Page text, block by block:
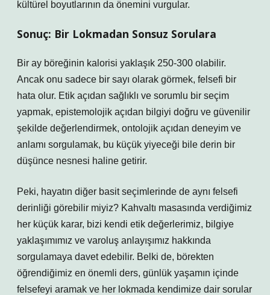
kültürel boyutlarının da önemini vurgular.
Sonuç: Bir Lokmadan Sonsuz Sorulara
Bir ay böreğinin kalorisi yaklaşık 250-300 olabilir.
Ancak onu sadece bir sayı olarak görmek, felsefi bir
hata olur. Etik açıdan sağlıklı ve sorumlu bir seçim
yapmak, epistemolojik açıdan bilgiyi doğru ve güvenilir
şekilde değerlendirmek, ontolojik açıdan deneyim ve
anlamı sorgulamak, bu küçük yiyeceği bile derin bir
düşünce nesnesi haline getirir.
Peki, hayatın diğer basit seçimlerinde de aynı felsefi
derinliği görebilir miyiz? Kahvaltı masasında verdiğimiz
her küçük karar, bizi kendi etik değerlerimiz, bilgiye
yaklaşımımız ve varoluş anlayışımız hakkında
sorgulamaya davet edebilir. Belki de, börekten
öğrendiğimiz en önemli ders, günlük yaşamın içinde
felsefeyi aramak ve her lokmada kendimize dair sorular